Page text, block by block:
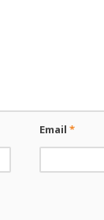
Email*